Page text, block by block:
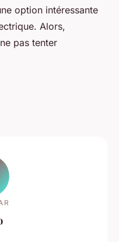
option intéressante
Alors,
pas tenter